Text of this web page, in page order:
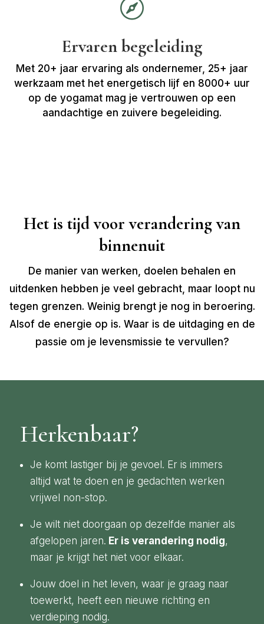

Ervaren begeleiding
Met 20+ jaar ervaring als ondernemer, 25+ jaar
werkzaam met het energetisch lijf en 8000+ uur
op de yogamat mag je vertrouwen op een
aandachtige en zuivere begeleiding.
Het is tijd voor verandering van
binnenuit
De manier van werken, doelen behalen en
uitdenken hebben je veel gebracht, maar loopt nu
tegen grenzen. Weinig brengt je nog in beroering.
Alsof de energie op is. Waar is de uitdaging en de
passie om je levensmissie te vervullen?
Herkenbaar?
Je komt lastiger bij je gevoel. Er is immers
altijd wat te doen en je gedachten werken
vrijwel non-stop.
Je wilt niet doorgaan op dezelfde manier als
afgelopen jaren. Er is verandering nodig,
maar je krijgt het niet voor elkaar.
Jouw doel in het leven, waar je graag naar
toewerkt, heeft een nieuwe richting en
verdieping nodig.